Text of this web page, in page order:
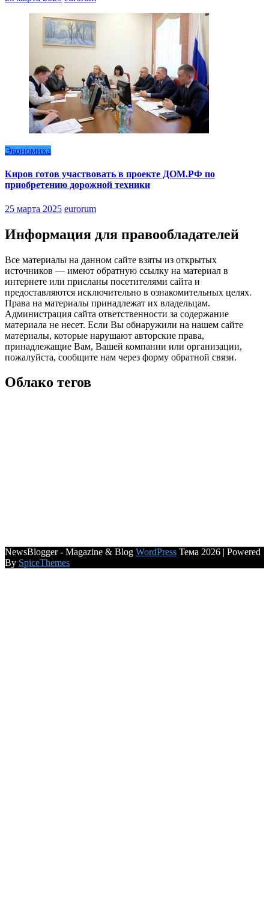
Экономика
Киров готов участвовать в проекте ДОМ.РФ по
приобретению дорожной техники
25 марта 2025 eurorum
Информация для правообладателей
Все материалы на данном сайте взяты из открытых
источников — имеют обратную ссылку на материал в
интернете или присланы посетителями сайта и
предоставляются исключительно в ознакомительных целях.
Права на материалы принадлежат их владельцам.
Администрация сайта ответственности за содержание
материала не несет. Если Вы обнаружили на нашем сайте
материалы, которые нарушают авторские права,
принадлежащие Вам, Вашей компании или организации,
пожалуйста, сообщите нам через форму обратной связи.
Облако тегов
NewsBlogger - Magazine & Blog WordPress Тема 2026 | Powered
By SpiceThemes